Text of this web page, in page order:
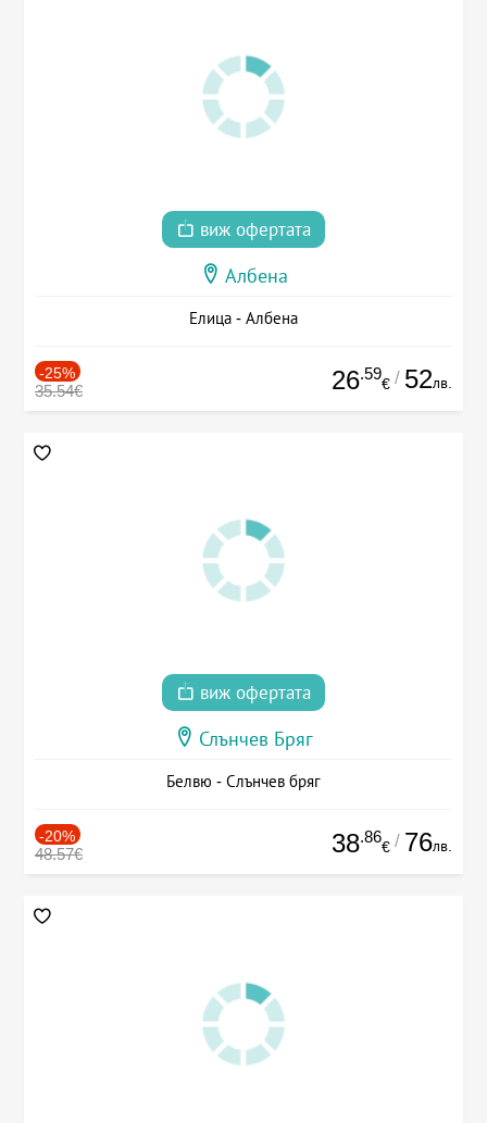
виж офертата
Албена
Елица - Албена
-25%
35.54€ 26.59
€ / 52лв.
виж офертата
Слънчев Бряг
Белвю - Слънчев бряг
-20%
48.57€ 38.86
€ / 76лв.